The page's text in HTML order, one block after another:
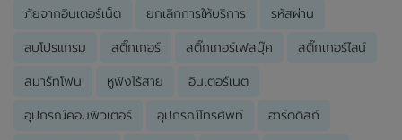
ภัยจากอินเตอร์เน็ต ยกเลิกการให้บริการ รหัสผ่าน
ลบโปรแกรม สติ๊กเกอร์ สติ๊กเกอร์เฟสบุ๊ค สติ๊กเกอร์ไลน์
สมาร์ทโฟน หูฟังไร้สาย อินเตอร์เนต
อุปกรณ์คอมพิวเตอร์ อุปกรณ์โทรศัพท์ ฮาร์ดดิสก์